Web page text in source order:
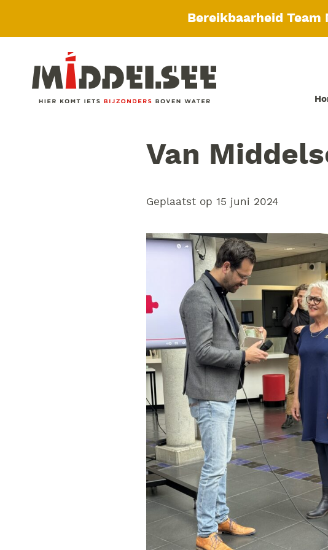
Bereikbaarheid
Van
Geplaatst op 15 juni 2024